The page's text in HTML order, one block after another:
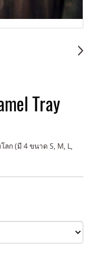
Tray
ก (มี 4 ขนาด S, M, L,